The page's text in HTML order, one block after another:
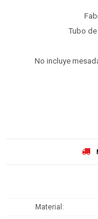
Tubo
No incluye
Material